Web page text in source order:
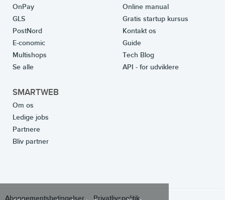
OnPay
GLS
PostNord
E-conomic
Multishops
Se alle
Online manual
Gratis startup kursus
Kontakt os
Guide
Tech Blog
API - for udviklere
SMARTWEB
Om os
Ledige jobs
Partnere
Bliv partner
Abonnementsbetingelser Privatlivspolitik